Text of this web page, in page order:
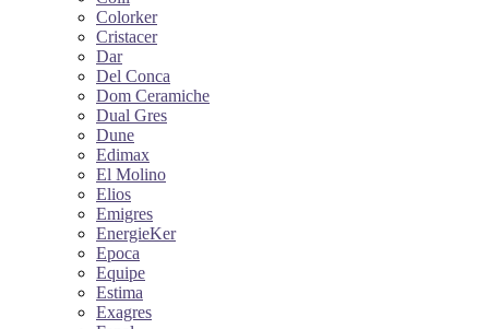
Colorker
Cristacer
Dar
Del Conca
Dom Ceramiche
Dual Gres
Dune
Edimax
El Molino
Elios
Emigres
EnergieKer
Epoca
Equipe
Estima
Exagres